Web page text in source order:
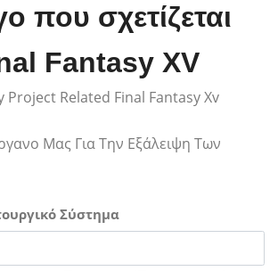
που σχετίζεται
Fantasy XV
Project Related Final Fantasy Xv
Μας Για Την Εξάλειψη Των
Σύστημα